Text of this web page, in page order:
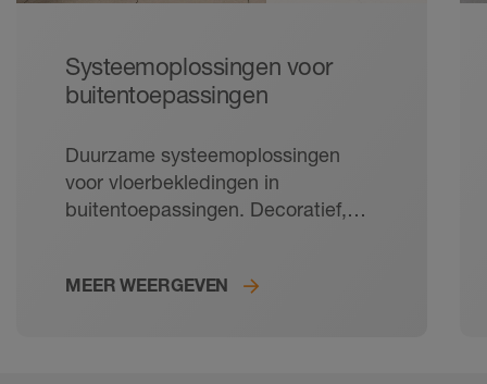
Systeemoplossingen voor
buitentoepassingen
Duurzame systeemoplossingen
voor vloerbekledingen in
buitentoepassingen. Decoratief,
voor balkons en terrassen. Met de
MEER WEERGEVEN